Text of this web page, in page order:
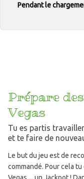
Pendant le
Prépare
Vegas
Tu es partis
et te faire de
Le but du jeu est de
commandé. Pour cela